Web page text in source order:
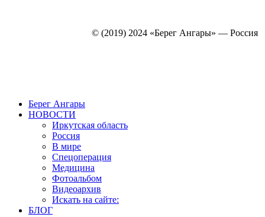
© (2019) 2024 «Берег Ангары» — Россия
Берег Ангары
НОВОСТИ
Иркутская область
Россия
В мире
Спецоперация
Медицина
Фотоальбом
Видеоархив
Искать на сайте:
БЛОГ